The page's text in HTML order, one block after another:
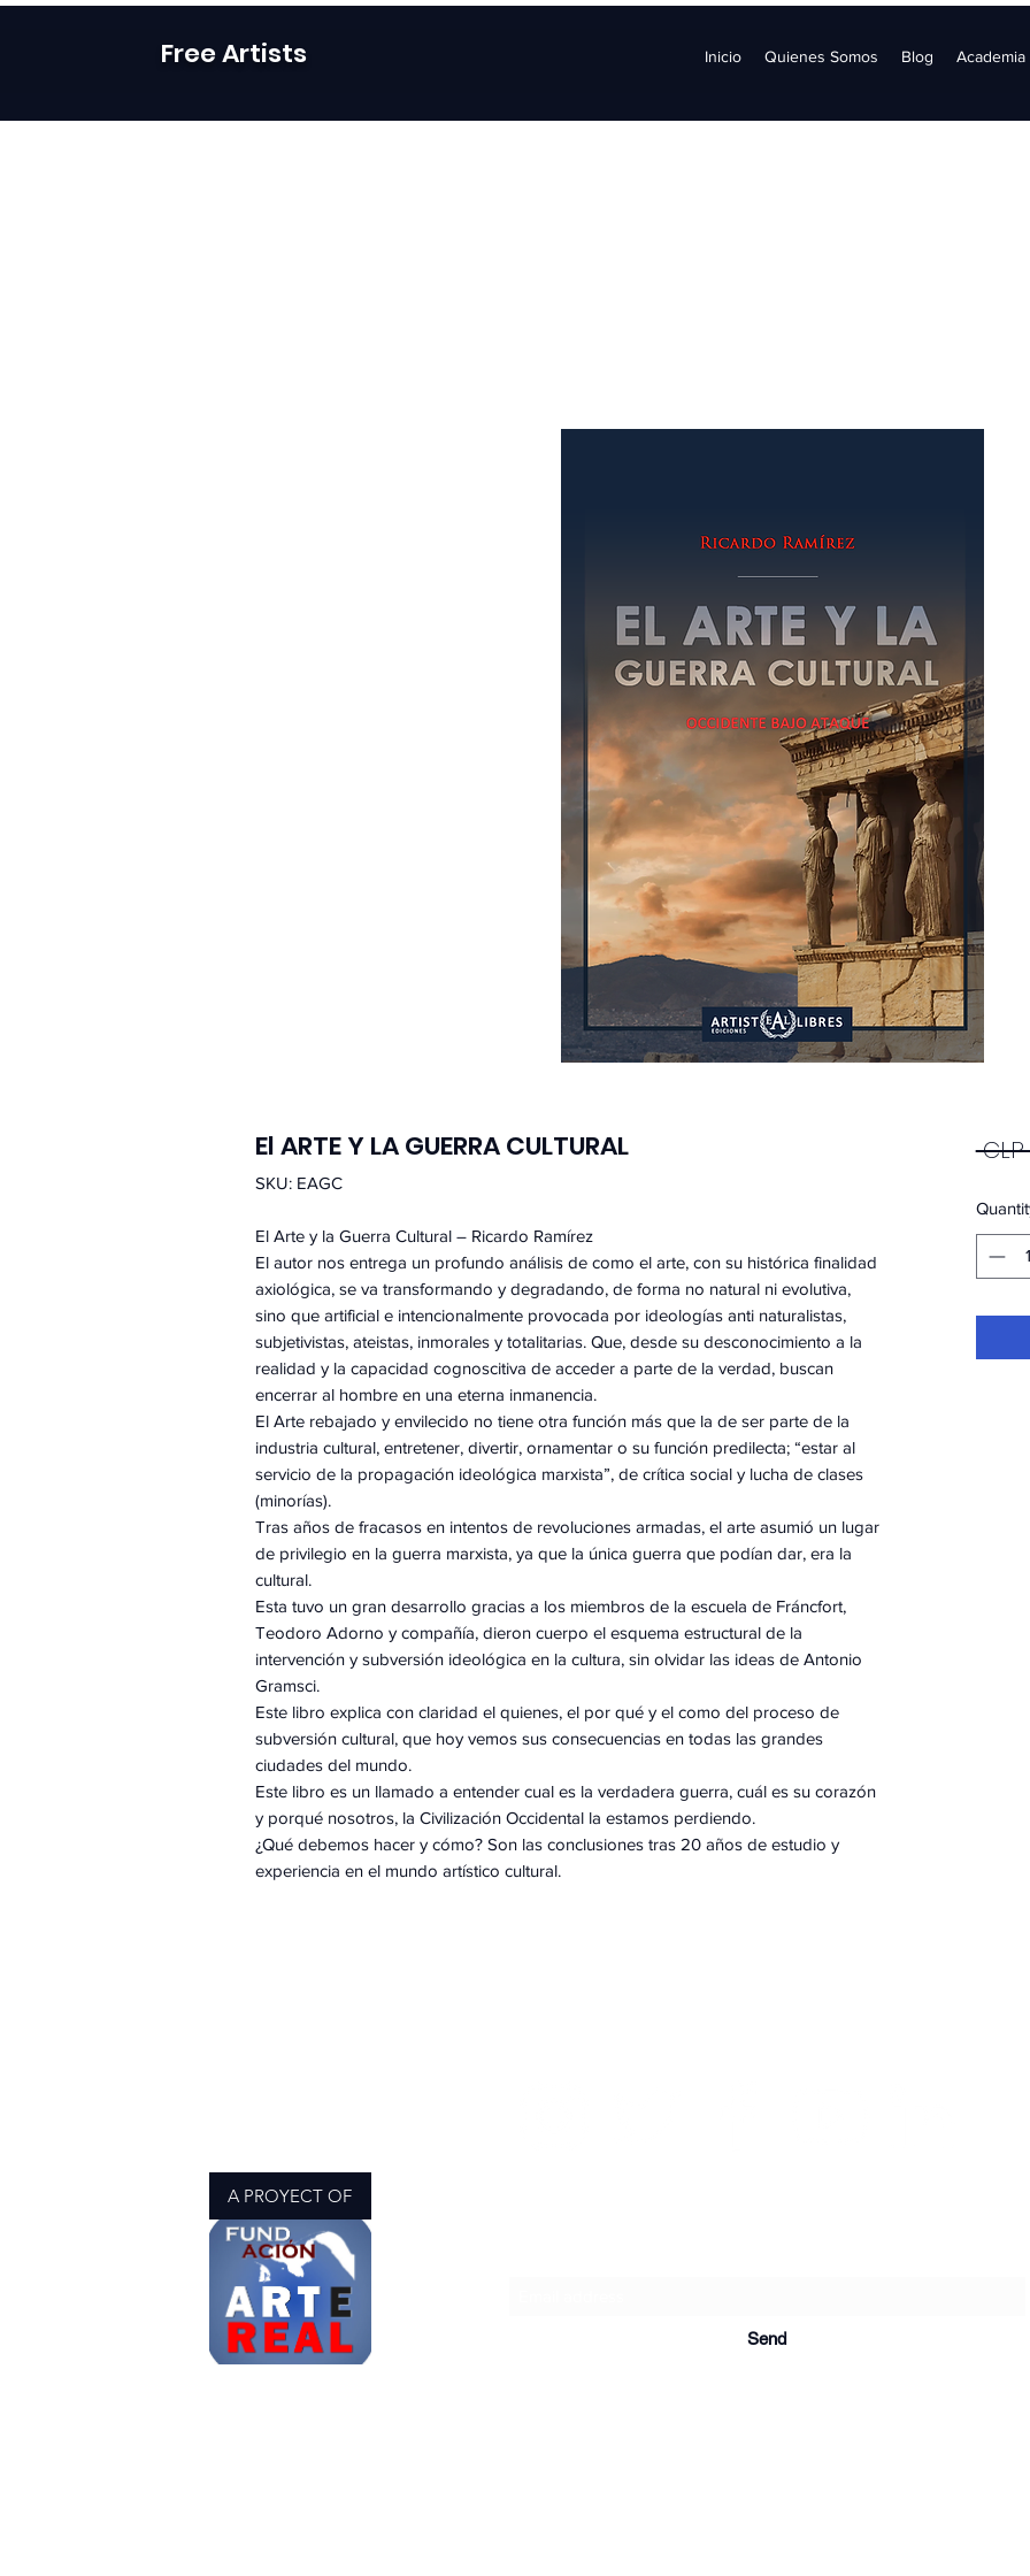
Free Artists Inicio Quienes Somos Blog Academia
El ARTE Y LA GUERRA CULTURAL
SKU: EAGC
El Arte y la Guerra Cultural – Ricardo Ramírez
El autor nos entrega un profundo análisis de como el arte, con su histórica finalidad
axiológica, se va transformando y degradando, de forma no natural ni evolutiva,
sino que artificial e intencionalmente provocada por ideologías anti naturalistas,
subjetivistas, ateistas, inmorales y totalitarias. Que, desde su desconocimiento a la
realidad y la capacidad cognoscitiva de acceder a parte de la verdad, buscan
encerrar al hombre en una eterna inmanencia.
El Arte rebajado y envilecido no tiene otra función más que la de ser parte de la
industria cultural, entretener, divertir, ornamentar o su función predilecta; “estar al
servicio de la propagación ideológica marxista”, de crítica social y lucha de clases
(minorías).
Tras años de fracasos en intentos de revoluciones armadas, el arte asumió un lugar
de privilegio en la guerra marxista, ya que la única guerra que podían dar, era la
cultural.
Esta tuvo un gran desarrollo gracias a los miembros de la escuela de Fráncfort,
Teodoro Adorno y compañía, dieron cuerpo el esquema estructural de la
intervención y subversión ideológica en la cultura, sin olvidar las ideas de Antonio
Gramsci.
Este libro explica con claridad el quienes, el por qué y el como del proceso de
subversión cultural, que hoy vemos sus consecuencias en todas las grandes
ciudades del mundo.
Este libro es un llamado a entender cual es la verdadera guerra, cuál es su corazón
y porqué nosotros, la Civilización Occidental la estamos perdiendo.
¿Qué debemos hacer y cómo? Son las conclusiones tras 20 años de estudio y
experiencia en el mundo artístico cultural.
CLP
A PROYECT OF
Send